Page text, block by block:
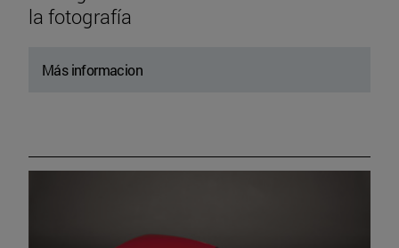
la fotografía
Más informacion